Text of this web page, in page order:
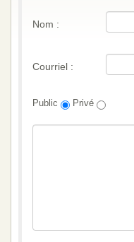
Nom :
Courriel :
Public Privé